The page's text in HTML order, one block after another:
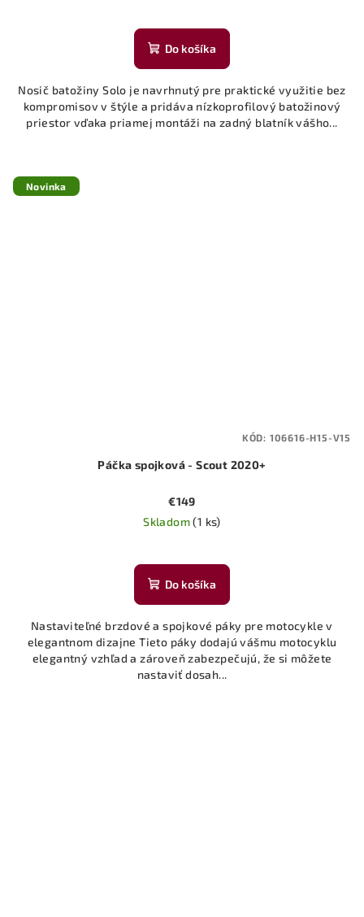
Do košíka
Nosič batožiny Solo je navrhnutý pre praktické využitie bez
kompromisov v štýle a pridáva nízkoprofilový batožinový
priestor vďaka priamej montáži na zadný blatník vášho...
Novinka
Páčka spojková - Scout 2020+
€149
Skladom(1 ks)
Do košíka
Nastaviteľné brzdové a spojkové páky pre motocykle v
elegantnom dizajne Tieto páky dodajú vášmu motocyklu
elegantný vzhľad a zároveň zabezpečujú, že si môžete
nastaviť dosah...
KÓD: 106616-H15-V15